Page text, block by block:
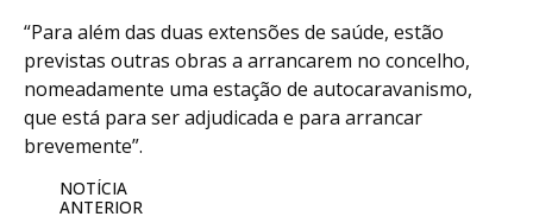
“Para além das duas extensões de saúde, estão
previstas outras obras a arrancarem no concelho,
nomeadamente uma estação de autocaravanismo,
que está para ser adjudicada e para arrancar
brevemente”.
NOTÍCIA
ANTERIOR